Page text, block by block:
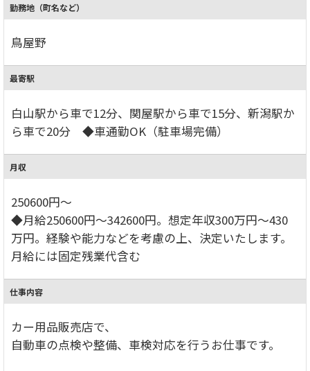
勤務地（町名など）
鳥屋野
最寄駅
白山駅から車で12分、関屋駅から車で15分、新潟駅か
ら車で20分 ◆車通勤OK（駐車場完備）
月収
250600円～
◆月給250600円～342600円。想定年収300万円～430
万円。経験や能力などを考慮の上、決定いたします。
月給には固定残業代含む
仕事内容
カー用品販売店で、
自動車の点検や整備、車検対応を行うお仕事です。